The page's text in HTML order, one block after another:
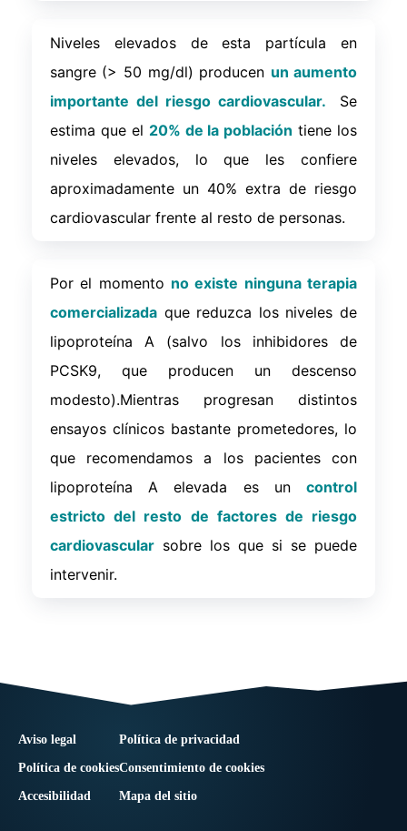
Niveles elevados de esta partícula en
sangre (> 50 mg/dl) producen un aumento
importante del riesgo cardiovascular.
Se
estima que el 20% de la población tiene los
niveles elevados, lo que les confiere
aproximadamente un 40% extra de riesgo
cardiovascular frente al resto de personas.
Por el momento no existe ninguna terapia
comercializadaque reduzca los niveles de
lipoproteína A (salvo los inhibidores de
PCSK9, que producen un descenso
modesto).Mientras progresan distintos
ensayos clínicos bastante prometedores, lo
que recomendamos a los pacientes con
lipoproteína A elevada es uncontrol
estricto del resto de factores de riesgo
cardiovascularsobre los que si se puede
intervenir.
Aviso legal
Política de cookies
Accesibilidad
Política de privacidad
Consentimiento de cookies
Mapa del sitio